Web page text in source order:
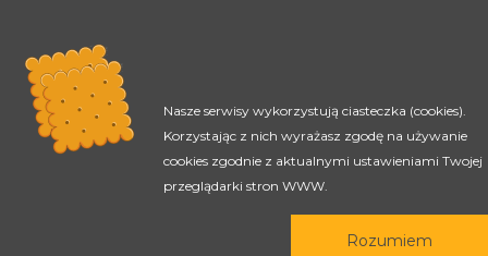
Nasze serwisy wykorzystują ciasteczka (cookies).
Korzystając z nich wyrażasz zgodę na używanie
cookies zgodnie z aktualnymi ustawieniami Twojej
przeglądarki stron WWW.
Rozumiem
Rada Programowa